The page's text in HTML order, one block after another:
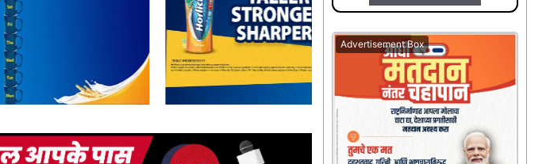
Advertisement Box